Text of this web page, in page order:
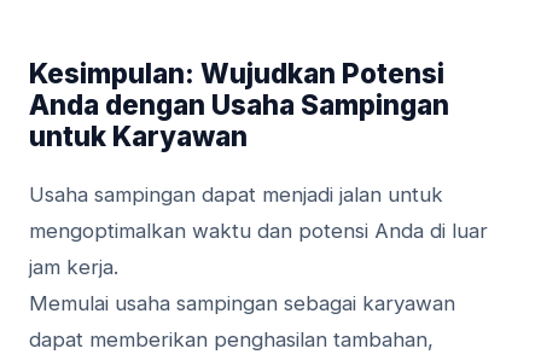
Kesimpulan: Wujudkan Potensi
Anda dengan Usaha Sampingan
untuk Karyawan
Usaha sampingan dapat menjadi jalan untuk
mengoptimalkan waktu dan potensi Anda di luar
jam kerja.
Memulai usaha sampingan sebagai karyawan
dapat memberikan penghasilan tambahan,